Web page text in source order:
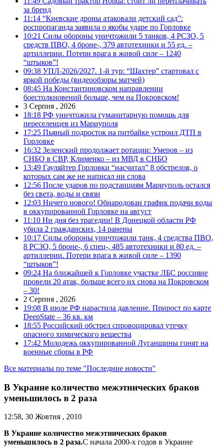
за бренд
11:14 “Киевские дроны атаковали детский сад”:
роспропаганда заявила о якобы ударе по Горловке
10:21 Силы обороны уничтожили 5 танков, 4 РСЗО, 5
средств ПВО, 4 броне-, 379 автотехники и 55 ед. –
артиллерии. Потери врага в живой силе – 1240
“штыков”!
09:38 УПЛ-2026/2027. 1-й тур: “Шахтер” стартовал с
яркой победы (видеообзоры матчей)
08:45 На Константиновском направлении
боестолкновений больше, чем на Покровском!
3 Серпня , 2026
18:18 РФ уничтожила гуманитарную помощь для
переселенцев из Мариуполя
17:25 Пьяный подросток на питбайке устроил ДТП в
Горловке
16:32 Зеленский продолжает ротации: Умеров – из
СНБО в СВР, Клименко – из МВД в СНБО
13:49 Гауляйтер Горловки “насчитал” 8 обстрелов, о
которых сам же не написал ни слова
12:56 После ударов по подстанциям Мариуполь остался
без света, воды и связи
12:03 Ничего нового! Обнародован график подачи воды
в оккупированной Горловке на август
11:10 Ни дня без трагедии! В Донецкой области РФ
убила 2 гражданских, 14 ранены
10:17 Силы обороны уничтожили танк, 4 средства ПВО,
8 РСЗО, 5 броне-, 6 спец-, 485 автотехники и 80 ед. –
артиллерии. Потери врага в живой силе – 1390
“штыков”!
09:24 На ближайшей к Горловке участке ЛБС россияне
провели 20 атак, больше всего их снова на Покровском
– 30!
2 Серпня , 2026
19:08 В июле РФ нарастила давление. Прирост по карте
DeepState – 36 кв. км
18:55 Российский обстрел спровоцировал утечку
опасного химического вещества
17:42 Молодежь оккупированной Луганщины гонят на
военные сборы в РФ
Все материалы по теме "Последние новости"
В Украине количество межэтнических браков
уменьшилось в 2 раза
12:58, 30 Жовтня , 2010
В Украине количество межэтнических браков
уменьшилось в 2 раза.С начала 2000-х годов в Украине